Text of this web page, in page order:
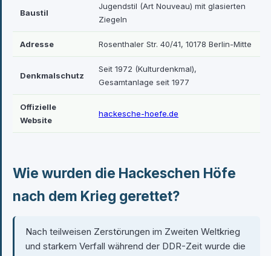
Baustil
Jugendstil (Art Nouveau) mit glasierten
Ziegeln
Adresse Rosenthaler Str. 40/41, 10178 Berlin-Mitte
Denkmalschutz
Seit 1972 (Kulturdenkmal),
Gesamtanlage seit 1977
Offizielle
Website
hackesche-hoefe.de
Wie wurden die Hackeschen Höfe
nach dem Krieg gerettet?
Nach teilweisen Zerstörungen im Zweiten Weltkrieg
und starkem Verfall während der DDR-Zeit wurde die